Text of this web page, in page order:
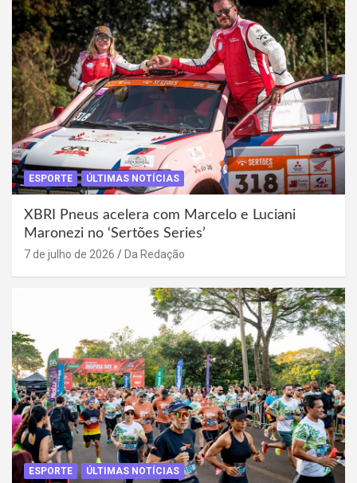
ESPORTE ÚLTIMAS NOTÍCIAS
XBRI Pneus acelera com Marcelo e Luciani
Maronezi no ‘Sertões Series’
7 de julho de 2026 Da Redação
ESPORTE ÚLTIMAS NOTÍCIAS